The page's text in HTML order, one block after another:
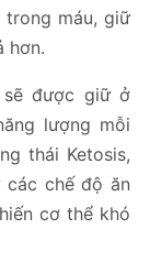
máu, giữ
hơn.
được giữ ở
lượng mỗi
thái Ketosis,
các chế độ ăn
cơ thể khó